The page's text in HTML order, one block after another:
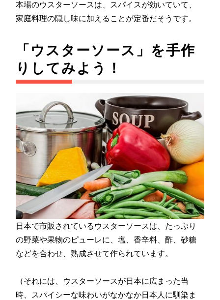
本場のウスターソースは、スパイスが効いていて、
家庭料理の隠し味に加えることが定番だそうです。
「ウスターソース」を手作
りしてみよう！
日本で市販されているウスターソースは、たっぷり
の野菜や果物のピューレに、塩、香辛料、酢、砂糖
などを合わせ、熟成させて作られています。
（それには、ウスターソースが日本に広まった当
時、スパイシーな味わいがなかなか日本人に馴染ま